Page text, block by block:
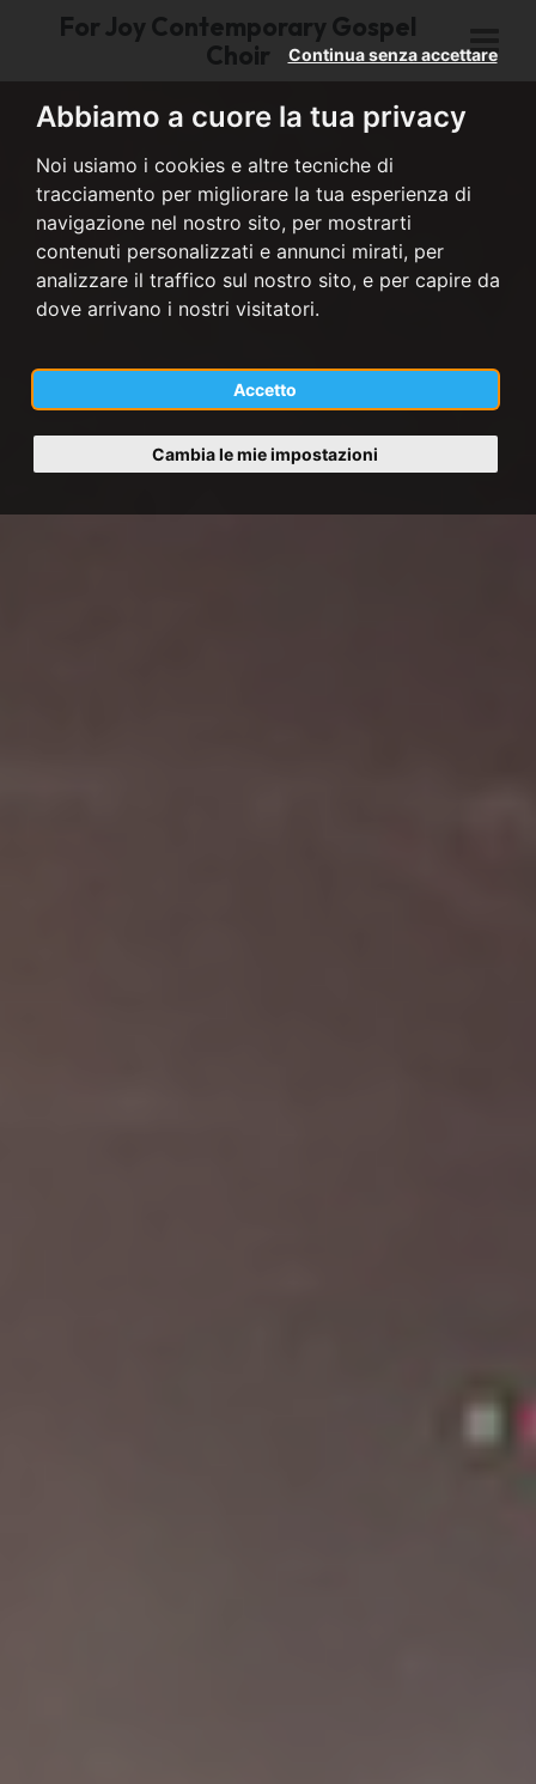
Abbiamo a cuore la tua privacy
Noi usiamo i cookies e altre tecniche di
tracciamento per migliorare la tua esperienza di
navigazione nel nostro sito, per mostrarti
contenuti personalizzati e annunci mirati, per
analizzare il traffico sul nostro sito, e per capire da
dove arrivano i nostri visitatori.
Accetto
Continua senza accettare
Cambia le mie impostazioni
For Joy Contemporary Gospel
Choir